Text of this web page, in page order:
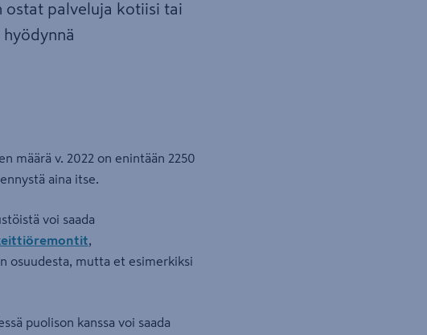
ostat palveluja kotiisi tai
määrä v. 2022 on enintään 2250
aina itse.
voi saada
osuudesta, mutta et esimerkiksi
puolison kanssa voi saada